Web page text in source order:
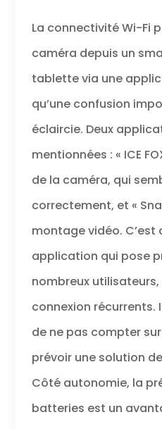
La connectivité Wi-Fi
caméra depuis un
tablette via une
qu’une confusion
éclaircie. Deux
mentionnées : « ICE
de la caméra, qui
correctement, et «
montage vidéo.
application qui pose
nombreux
connexion récurrents.
de ne pas compter
prévoir une solution
Côté autonomie, la
batteries est un